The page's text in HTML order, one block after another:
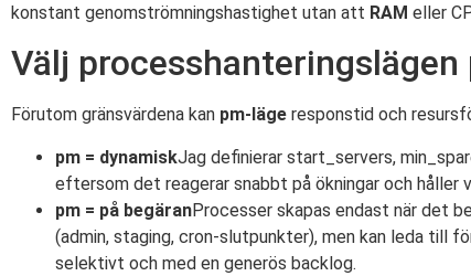
konstant genomströmningshastighet utan att RAM eller
Välj
Förutom gränsvärdena kan pm-läge responstid och
pm = dynamiskJag definierar start_servers,
eftersom det reagerar snabbt på ökningar och håller
pm = på begäranProcesser skapas endast när det
(admin, staging, cron-slutpunkter), men kan leda till
selektivt och med en generös backlog.